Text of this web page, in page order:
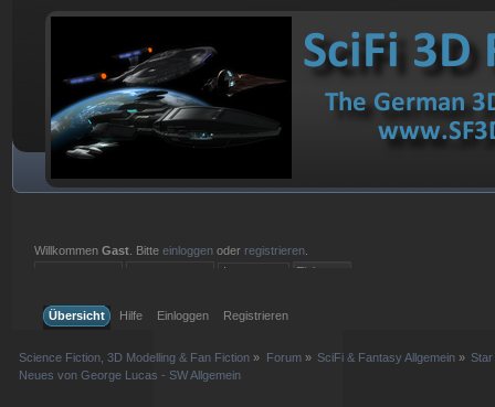
WillkommenGast . Bitteeinloggen oder registrieren
Übersicht
Hilfe Einloggen Registrieren
Science Fiction, 3D Modelling & Fan Fiction » Forum» SciFi & Fantasy Allgemein »
Neues von George Lucas - SW Allgemein